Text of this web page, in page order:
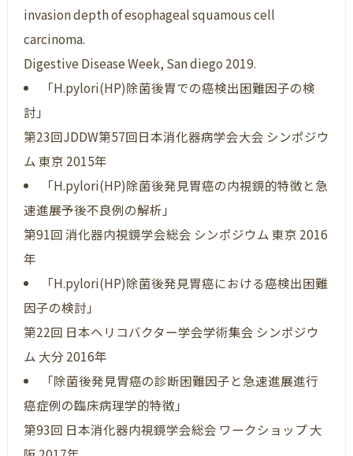
invasion depth of esophageal squamous cell
carcinoma.
Digestive Disease Week, San diego 2019.
「H.pylori(HP)除菌後胃での癌検出困難因子の検
討」
第23回JDDW第57回日本消化器病学会大会 シンポジウ
ム 東京 2015年
「H.pylori(HP)除菌後発見胃癌の内視鏡的特徴と急
速進展予後不良例の解析」
第91回 消化器内視鏡学会総会 シンポジウム 東京 2016
年
「H.pylori(HP)除菌後発見胃癌における癌検出困難
因子の検討」
第22回 日本ヘリコバクター学会学術集会 シンポジウ
ム 大分 2016年
「除菌後発見胃癌の診断困難因子と急速進展進行
癌症例の臨床病理学的特徴」
第93回 日本消化器内視鏡学会総会 ワークショップ 大